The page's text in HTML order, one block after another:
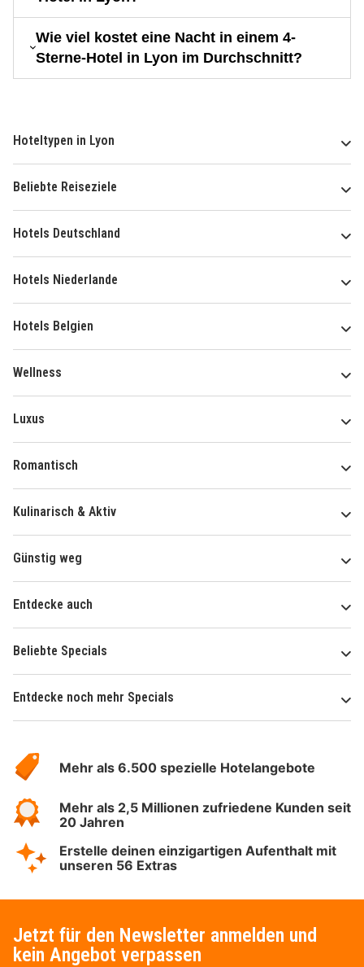
Wie viel kostet eine Nacht in einem 4-
Sterne-Hotel in Lyon im Durchschnitt?
Hoteltypen in Lyon
Beliebte Reiseziele
Hotels Deutschland
Hotels Niederlande
Hotels Belgien
Wellness
Luxus
Romantisch
Kulinarisch & Aktiv
Günstig weg
Entdecke auch
Beliebte Specials
Entdecke noch mehr Specials
Hotelspecials
Mehr als 6.500 spezielle Hotelangebote
Mehr als 2,5 Millionen zufriedene Kunden seit
20 Jahren
Erstelle deinen einzigartigen Aufenthalt mit
unseren 56 Extras
Jetzt für den Newsletter anmelden und
kein Angebot verpassen